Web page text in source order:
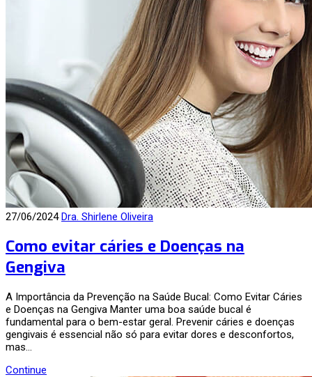
27/06/2024 Dra. Shirlene Oliveira
Como evitar cáries e Doenças na
Gengiva
A Importância da Prevenção na Saúde Bucal: Como Evitar Cáries
e Doenças na Gengiva Manter uma boa saúde bucal é
fundamental para o bem-estar geral. Prevenir cáries e doenças
gengivais é essencial não só para evitar dores e desconfortos,
mas…
Continue